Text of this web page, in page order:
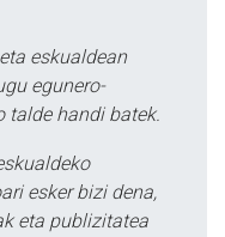
eskualdean
egunero-
talde handi batek.
esker bizi dena,
eta publizitatea